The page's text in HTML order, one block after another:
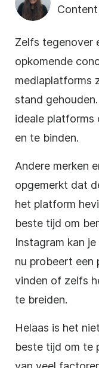
Zelfs tegenover
opkomende
mediaplatforms
stand
ideale platforms
en te binden.
Andere merken
opgemerkt dat
het platform
beste tijd om
Instagram kan
nu probeert een
vinden of zelfs
te breiden.
Helaas is het
beste tijd om te